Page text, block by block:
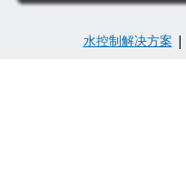
水控制解决方案 |